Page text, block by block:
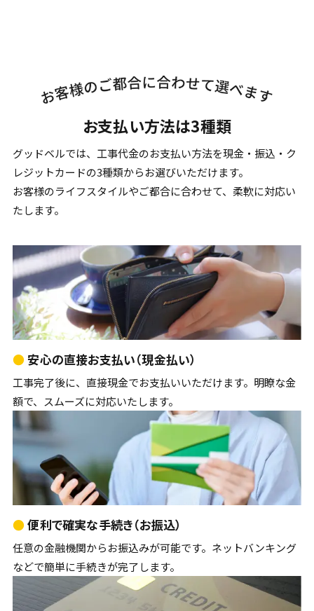
お支払い方法は3種類
グッドベルでは、工事代金のお支払い方法を現金・振込・ク
レジットカードの3種類からお選びいただけます。
お客様のライフスタイルやご都合に合わせて、柔軟に対応い
たします。
● 安心の直接お支払い（現金払い）
工事完了後に、直接現金でお支払いいただけます。明瞭な金
額で、スムーズに対応いたします。
●便利で確実な手続き（お振込）
任意の金融機関からお振込みが可能です。ネットバンキング
などで簡単に手続きが完了します。